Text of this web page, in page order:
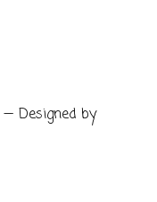
— Designed by